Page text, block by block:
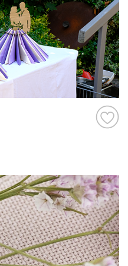
met het
dag. Maak er
geniet van elk